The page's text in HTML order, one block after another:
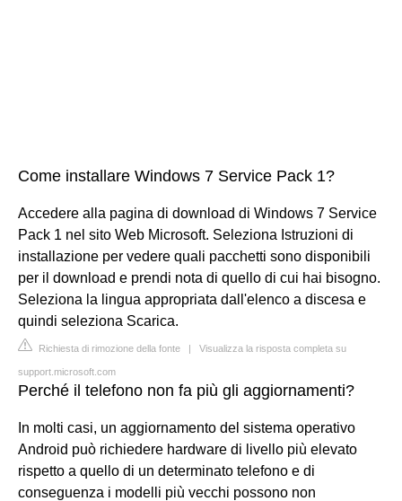
Come installare Windows 7 Service Pack 1?
Accedere alla pagina di download di Windows 7 Service
Pack 1 nel sito Web Microsoft. Seleziona Istruzioni di
installazione per vedere quali pacchetti sono disponibili
per il download e prendi nota di quello di cui hai bisogno.
Seleziona la lingua appropriata dall'elenco a discesa e
quindi seleziona Scarica.
Richiesta di rimozione della fonte | Visualizza la risposta completa su
support.microsoft.com
Perché il telefono non fa più gli aggiornamenti?
In molti casi, un aggiornamento del sistema operativo
Android può richiedere hardware di livello più elevato
rispetto a quello di un determinato telefono e di
conseguenza i modelli più vecchi possono non